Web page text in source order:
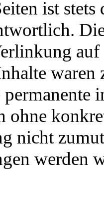
ist
ohne
nicht
werden